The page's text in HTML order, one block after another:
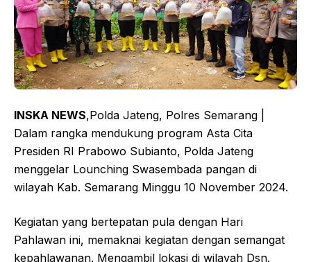
INSKA NEWS,Polda Jateng, Polres Semarang |
Dalam rangka mendukung program Asta Cita
Presiden RI Prabowo Subianto, Polda Jateng
menggelar Lounching Swasembada pangan di
wilayah Kab. Semarang Minggu 10 November 2024.
Kegiatan yang bertepatan pula dengan Hari
Pahlawan ini, memaknai kegiatan dengan semangat
kepahlawanan. Mengambil lokasi di wilayah Dsn.